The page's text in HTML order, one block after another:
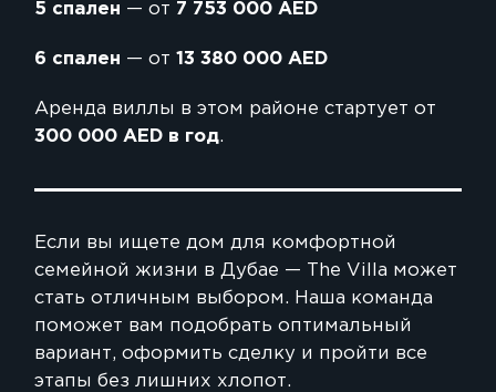
5 спален — от 7 753 000 AED
6 спален — от 13 380 000 AED
Аренда виллы в этом районе стартует от
300 000 AED в год.
Если вы ищете дом для комфортной
семейной жизни в Дубае — The Villa может
стать отличным выбором. Наша команда
поможет вам подобрать оптимальный
вариант, оформить сделку и пройти все
этапы без лишних хлопот.